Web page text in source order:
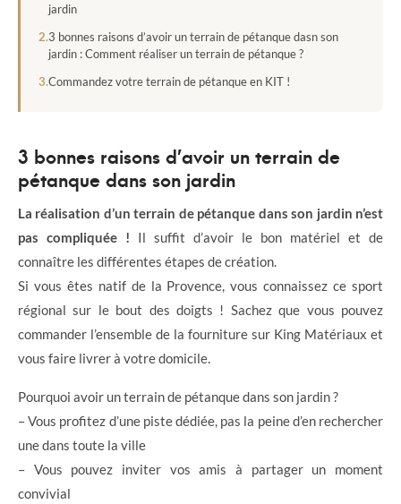
jardin
3 bonnes raisons d’avoir un terrain de pétanque dasn son
jardin : Comment réaliser un terrain de pétanque ?
Commandez votre terrain de pétanque en KIT !
3 bonnes raisons d’avoir un terrain de
pétanque dans son jardin
La réalisation d’un terrain de pétanque dans son jardin n’est
pas compliquée ! Il suffit d’avoir le bon matériel et de
connaître les différentes étapes de création.
Si vous êtes natif de la Provence, vous connaissez ce sport
régional sur le bout des doigts ! Sachez que vous pouvez
commander l’ensemble de la fourniture sur King Matériaux et
vous faire livrer à votre domicile.
Pourquoi avoir un terrain de pétanque dans son jardin ?
– Vous profitez d’une piste dédiée, pas la peine d’en rechercher
une dans toute la ville
– Vous pouvez inviter vos amis à partager un moment
convivial